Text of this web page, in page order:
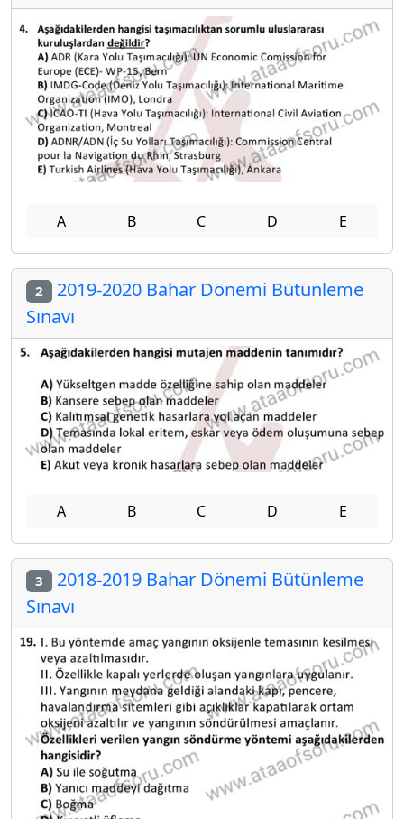
A B C D E
2 2019-2020 Bahar Dönemi Bütünleme
Sınavı
A B C D E
3 2018-2019 Bahar Dönemi Bütünleme
Sınavı